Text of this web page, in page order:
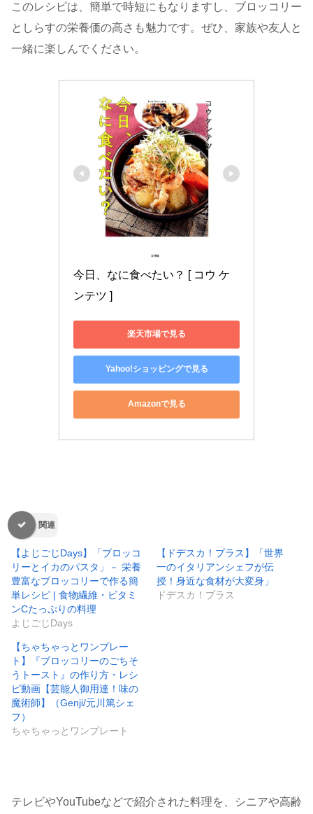
このレシピは、簡単で時短にもなりますし、ブロッコリー
としらすの栄養価の高さも魅力です。ぜひ、家族や友人と
一緒に楽しんでください。
今日、なに食べたい？ [ コウ ケ
ンテツ ]
楽天市場で見る
Yahoo!ショッピングで見る
Amazonで見る
関連
【よじごじDays】「ブロッコ
リーとイカのパスタ」－ 栄養
豊富なブロッコリーで作る簡
単レシピ | 食物繊維・ビタミ
ンCたっぷりの料理
よじごじDays
【ドデスカ！プラス】「世界
一のイタリアンシェフが伝
授！身近な食材が大変身」
ドデスカ！プラス
【ちゃちゃっとワンプレー
ト】『ブロッコリーのごちそ
うトースト』の作り方・レシ
ピ動画【芸能人御用達！味の
魔術師】（Genji/元川篤シェ
フ）
ちゃちゃっとワンプレート
テレビやYouTubeなどで紹介された料理を、シニアや高齢